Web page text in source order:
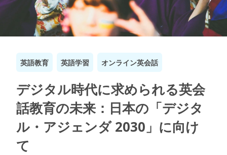
英語教育 英語学習 オンライン英会話
デジタル時代に求められる英会
話教育の未来：日本の「デジタ
ル・アジェンダ 2030」に向け
て